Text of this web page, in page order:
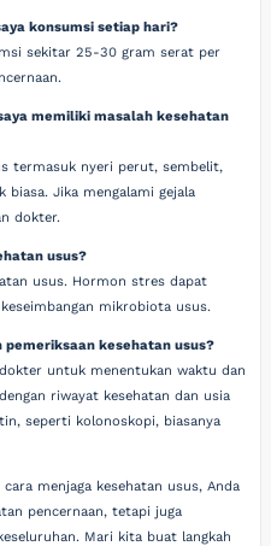
konsumsi setiap hari?
sekitar 25-30 gram serat per
memiliki masalah kesehatan
termasuk nyeri perut, sembelit,
Jika mengalami gejala
dokter.
usus?
usus. Hormon stres dapat
mikrobiota usus.
pemeriksaan kesehatan usus?
untuk menentukan waktu dan
riwayat kesehatan dan usia
seperti kolonoskopi, biasanya
menjaga kesehatan usus, Anda
pencernaan, tetapi juga
Mari kita buat langkah